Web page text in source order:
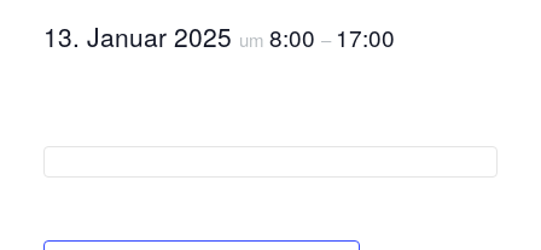
13. Januar 2025 um 8:00 – 17:00